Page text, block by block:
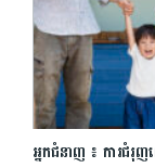
អ្នក​ជំនាញ ៖ ការ​ជំរុញ​